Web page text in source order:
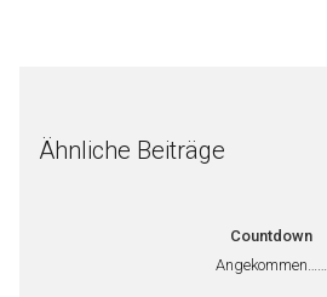
Ähnliche Beiträge
Countdown
Angekommen……